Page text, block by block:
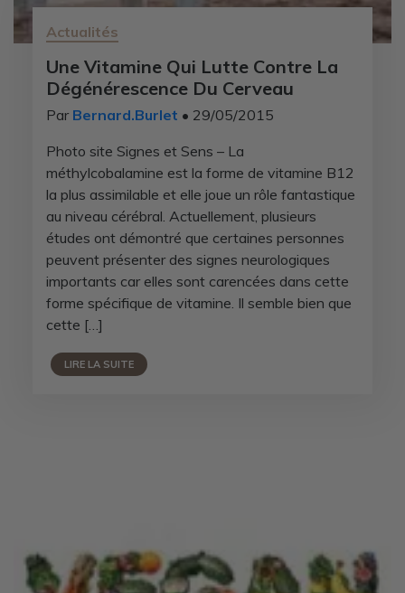
Actualités
Une Vitamine Qui Lutte Contre La
Dégénérescence Du Cerveau
Par Bernard.Burlet • 29/05/2015
Photo site Signes et Sens – La
méthylcobalamine est la forme de vitamine B12
la plus assimilable et elle joue un rôle fantastique
au niveau cérébral. Actuellement, plusieurs
études ont démontré que certaines personnes
peuvent présenter des signes neurologiques
importants car elles sont carencées dans cette
forme spécifique de vitamine. Il semble bien que
cette […]
LIRE LA SUITE